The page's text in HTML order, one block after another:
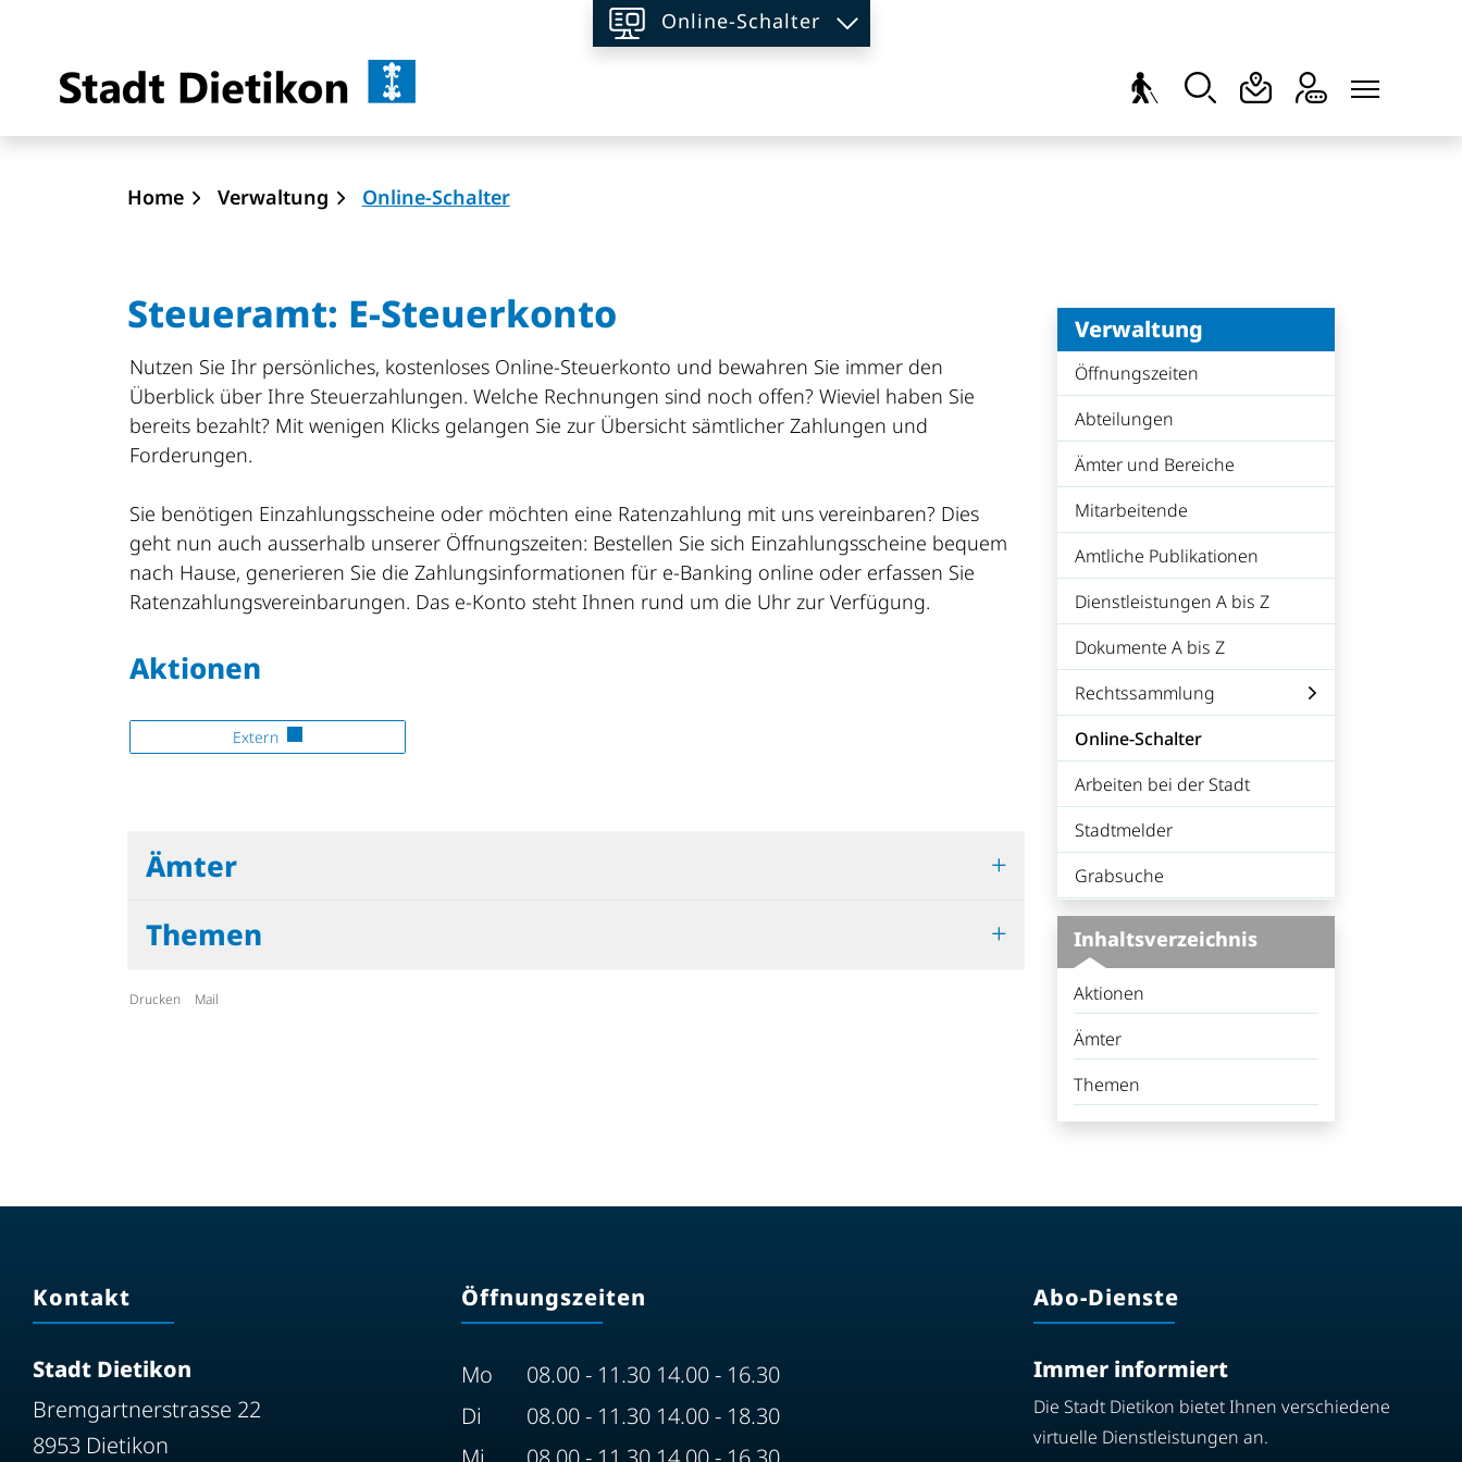
zur Startseite
Direkt zur Hauptnavigation
Direkt zum Inhalt
Direkt zur Suche
Direkt zum Stichwortverzeichnis
Online-Schalter
Home Verwaltung Online-Schalter(ausgewählt)
Verwaltung
Öffnungszeiten
Abteilungen
Ämter und Bereiche
Mitarbeitende
Amtliche Publikationen
Dienstleistungen A bis Z
Dokumente A bis Z
Rechtssammlung
Online-Schalter
(ausgewählt)
Arbeiten bei der Stadt
Stadtmelder
Grabsuche
Inhaltsverzeichnis
Aktionen
Ämter
Themen
Steueramt: E-Steuerkonto
Nutzen Sie Ihr persönliches, kostenloses Online-Steuerkonto und bewahren Sie immer den
Überblick über Ihre Steuerzahlungen. Welche Rechnungen sind noch offen? Wieviel haben Sie
bereits bezahlt? Mit wenigen Klicks gelangen Sie zur Übersicht sämtlicher Zahlungen und
Forderungen.
Sie benötigen Einzahlungsscheine oder möchten eine Ratenzahlung mit uns vereinbaren? Dies
geht nun auch ausserhalb unserer Öffnungszeiten: Bestellen Sie sich Einzahlungsscheine bequem
nach Hause, generieren Sie die Zahlungsinformationen für e-Banking online oder erfassen Sie
Ratenzahlungsvereinbarungen. Das e-Konto steht Ihnen rund um die Uhr zur Verfügung.
Aktionen
Extern
Ämter
Themen
Drucken Mail
Kontakt
Stadt Dietikon
Bremgartnerstrasse 22
8953 Dietikon
Öffnungszeiten
Mo
08.00 - 11.30 14.00 - 16.30
Di
08.00 - 11.30 14.00 - 18.30
Abo-Dienste
Immer informiert
Die Stadt Dietikon bietet Ihnen verschiedene
virtuelle Dienstleistungen an.